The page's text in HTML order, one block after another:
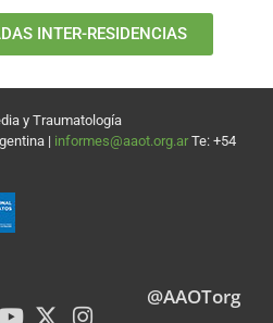
INTER-RESIDENCIAS
y Traumatología
| informes@aaot.org.ar Te: +54
@AAOTorg